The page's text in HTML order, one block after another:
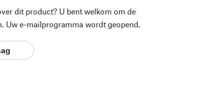
dit product? U bent welkom om de
Uw e-mailprogramma wordt geopend.